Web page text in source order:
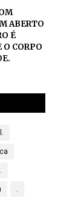
ABERTO
É
CORPO
.